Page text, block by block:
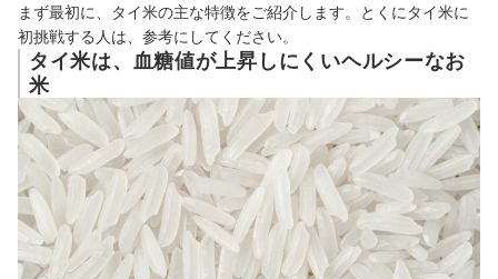
まず最初に、タイ米の主な特徴をご紹介します。とくにタイ米に
初挑戦する人は、参考にしてください。
タイ米は、血糖値が上昇しにくいヘルシーなお
米